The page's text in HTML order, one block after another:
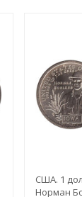
США. 1
Норман